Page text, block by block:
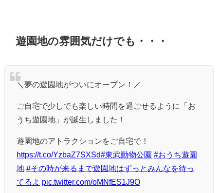
遊園地の雰囲気だけでも・・・
＼夢の遊園地がついにオープン！／
ご自宅で少しでも楽しい時間を過ごせるように「お
うち遊園地」が誕生しました！
遊園地のアトラクションをご自宅で！
https://t.co/YzbaZ7SXSd#東武動物公園 #おうち遊園
地 #その時が来るまで遊園地はずっとみんなを待っ
てるよ pic.twitter.com/oMNfES1J9O